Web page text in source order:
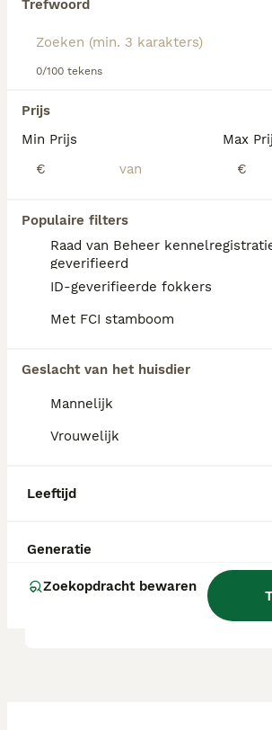
Trefwoord
0/100 tekens
Prijs
Min Prijs
€
Max
€
Populaire filters
Raad van Beheer
geverifieerd
ID-geverifieerde fokkers
Met FCI stamboom
Geslacht van het huisdier
Mannelijk
Vrouwelijk
Leeftijd
Generatie
Zoekopdracht bewaren
hondenras.
We hebben 0 Morkie Pups
Als je toekomstige resultaten wil
Zoekopdracht
FAQ's
Hoeveel kost een Morkie?
De aanschaf van een Morkie pup
Blaffen alle Morkies
Wat is het karakter van
Waar kan ik een Morkie